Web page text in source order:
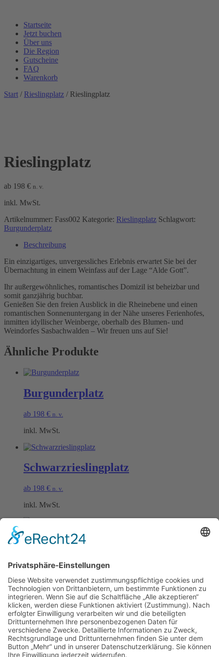
Startseite
Jetzt buchen
Über uns
Die Region
Gutscheine
FAQ
Warenkorb
Start / Rieslingplatz / Rieslingplatz
Rieslingplatz
ab 198 € n. v.
inkl. MwSt.
Artikelnummer: Fass002 Kategorie: Rieslingplatz Schlagwort:
Burgunderplatz
Beschreibung
Ein einzigartiges, unvergessliches Erlebnis erwartet Sie bei der
Übernachtung in einem Weinfass auf der Lage “Alde Gott”.
Ihr außergewöhnliches, romantisches Domizil ist beheizbar und
somit ganzjährig buchbar.
Genießen Sie den freien Ausblick in die Rheinebene und einen
romantischen Sonnenuntergang in der Nähe unseres Ferienhofes,
inmitten idyllischer Weinberge, oberhalb des Blumen- und
Weindorfes Sasbachwalden – Wir freuen uns auf Sie!
Ähnliche Produkte
Burgunderplatz
ab 198 € n. v.
inkl. MwSt.
Schwarzrieslingplatz
ab 198 € n. v.
inkl. MwSt.
Scheurebenplatz
ab198€ n. v.
inkl. MwSt.
Öffnungszeiten Büro und Hofladen:
Hofladen:
Montag bis Sonntag von 09:00 – 11:30 Uhr und 14:00 – 18:00 Uhr
Telefonisch erreichen Sie uns:
Montag bis Freitag von 09:00 – 11:30 Uhr